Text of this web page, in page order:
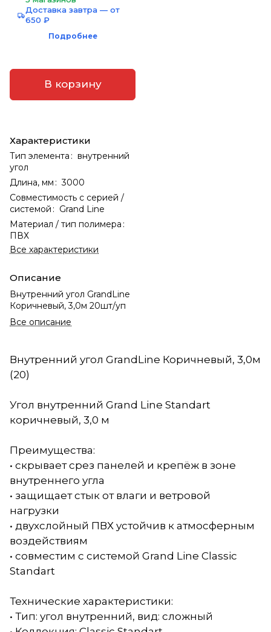
Доставка завтра — от
650 ₽
Подробнее
В корзину
Характеристики
Тип элемента : внутренний
угол
Длина, мм : 3000
Совместимость с серией /
системой : Grand Line
Материал / тип полимера :
ПВХ
Все характеристики
Описание
Внутренний угол GrandLine
Коричневый, 3,0м 20шт/уп
Все описание
Внутренний угол GrandLine Коричневый, 3,0м
(20)
Угол внутренний Grand Line Standart
коричневый, 3,0 м
Преимущества:
• скрывает срез панелей и крепёж в зоне
внутреннего угла
• защищает стык от влаги и ветровой
нагрузки
• двухслойный ПВХ устойчив к атмосферным
воздействиям
• совместим с системой Grand Line Classic
Standart
Технические характеристики:
• Тип: угол внутренний, вид: сложный